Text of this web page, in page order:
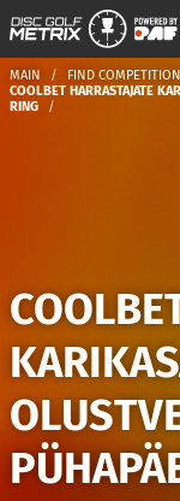
MAIN
FIND COMPETITION
COOLBET HARRASTAJATE
RING